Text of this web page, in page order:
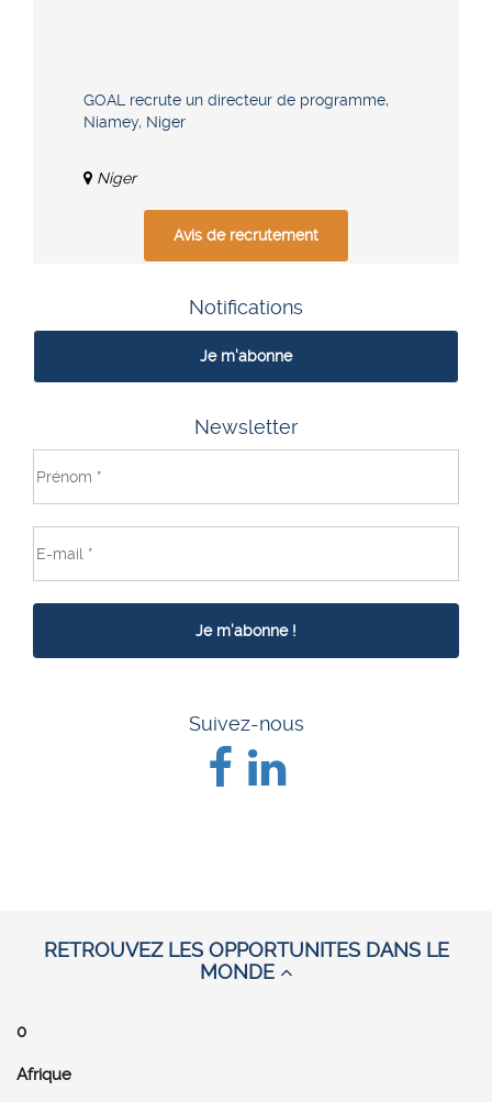
GOAL recrute un directeur de programme,
Niamey, Niger
Niger
Avis de recrutement
Notifications
Je m'abonne
Newsletter
Suivez-nous
RETROUVEZ LES OPPORTUNITES DANS LE
MONDE
0
Afrique